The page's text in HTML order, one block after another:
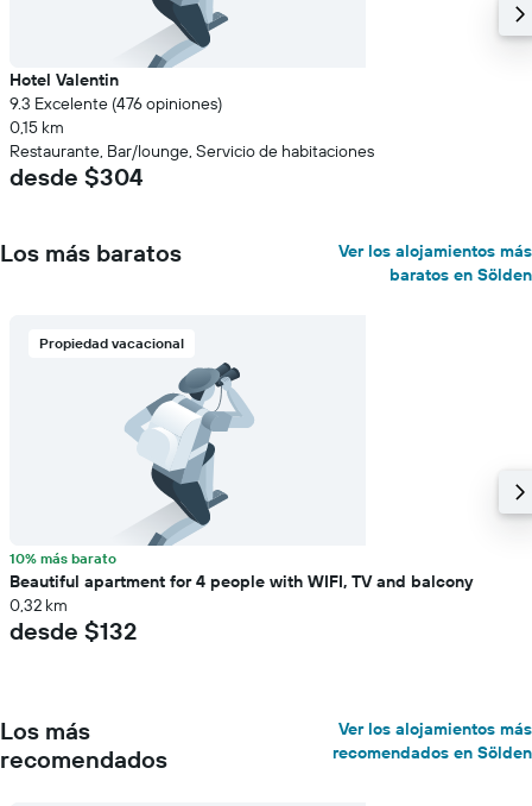
Hotel Valentin
9.3 Excelente (476 opiniones)
0,15 km
Restaurante, Bar/lounge, Servicio de habitaciones
desde $304
Los más baratos
Ver los alojamientos más
baratos en Sölden
Propiedad vacacional
10% más barato
Beautiful apartment for 4 people with WIFI, TV and balcony
0,32 km
desde $132
Los más
recomendados
Ver los alojamientos más
recomendados en Sölden